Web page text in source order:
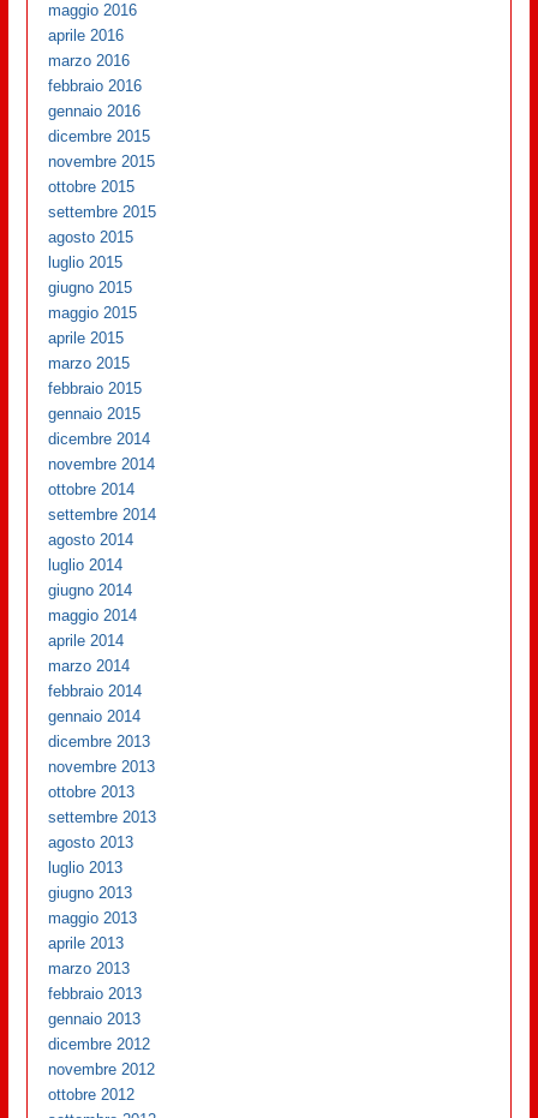
maggio 2016
aprile 2016
marzo 2016
febbraio 2016
gennaio 2016
dicembre 2015
novembre 2015
ottobre 2015
settembre 2015
agosto 2015
luglio 2015
giugno 2015
maggio 2015
aprile 2015
marzo 2015
febbraio 2015
gennaio 2015
dicembre 2014
novembre 2014
ottobre 2014
settembre 2014
agosto 2014
luglio 2014
giugno 2014
maggio 2014
aprile 2014
marzo 2014
febbraio 2014
gennaio 2014
dicembre 2013
novembre 2013
ottobre 2013
settembre 2013
agosto 2013
luglio 2013
giugno 2013
maggio 2013
aprile 2013
marzo 2013
febbraio 2013
gennaio 2013
dicembre 2012
novembre 2012
ottobre 2012